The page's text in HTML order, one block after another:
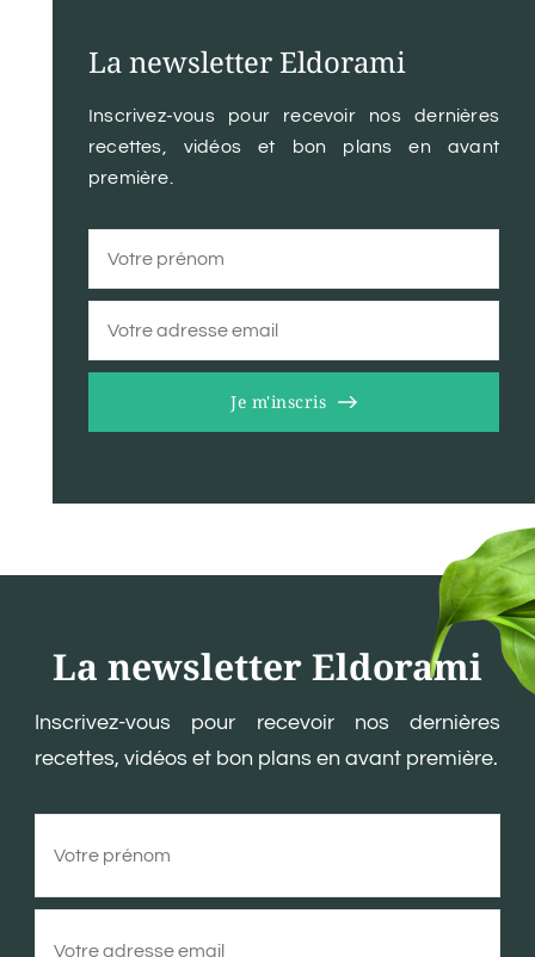
La newsletter Eldorami
Inscrivez-vous pour recevoir nos dernières
recettes, vidéos et bon plans en avant
première.
Je m'inscris
La newsletter Eldorami
Inscrivez-vous pour recevoir nos dernières
recettes, vidéos et bon plans en avant première.